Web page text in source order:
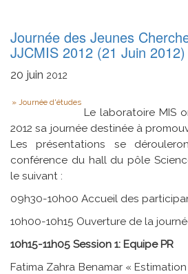
Journée des Jeunes
JJCMIS 2012 (21 Juin 2012)
20 juin 2012
Type
Journée d'études
Le laboratoire MIS
2012 sa journée destinée à
Les présentations se
conférence du hall du pôle
le suivant :
09h30-10h00 Accueil des
10h00-10h15 Ouverture de la
10h15-11h05 Session 1: Equipe PR
Fatima Zahra Benamar «